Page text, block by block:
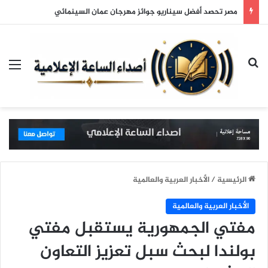
مصر تحصد أفضل سيناريو جوائز مهرجان عمان السينمائي
بحث عن
الرئيسية/الأخبار العربية والعالمية
الأخبار العربية والعالمية
مفتي الجمهورية يستقبل مفتي
بولندا لبحث سبل تعزيز التعاون